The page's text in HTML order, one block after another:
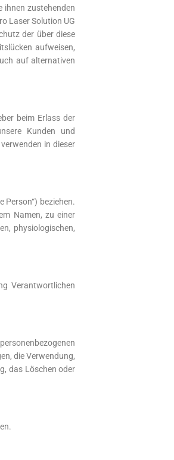
ihnen zustehenden
Laser Solution UG
der über diese
aufweisen,
auf alternativen
beim Erlass der
Kunden und
in dieser
beziehen.
Namen, zu einer
physiologischen,
Verantwortlichen
die Verwendung,
das Löschen oder